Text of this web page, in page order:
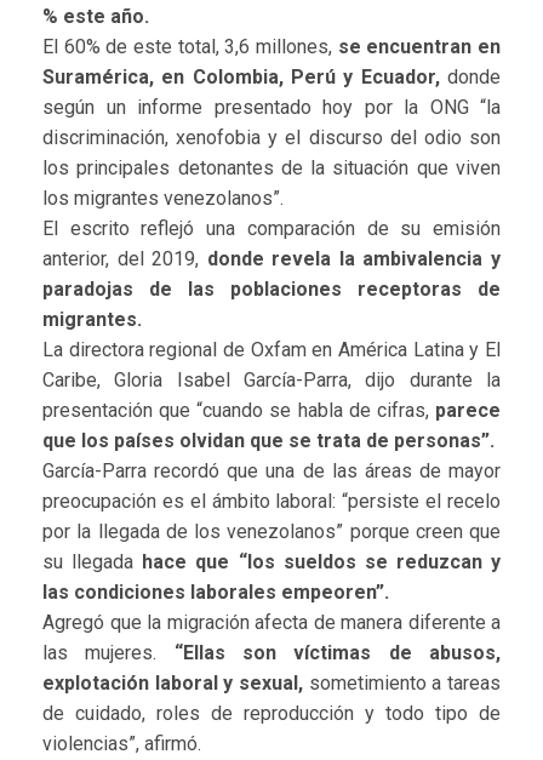
% este año.
El 60% de este total, 3,6 millones, se encuentran en
Suramérica, en Colombia, Perú y Ecuador,donde
según un informe presentado hoy por la ONG “la
discriminación, xenofobia y el discurso del odio son
los principales detonantes de la situación que viven
los migrantes venezolanos”.
El escrito reflejó una comparación de su emisión
anterior, del 2019, donde revela la ambivalencia y
paradojas de las poblaciones receptoras de
migrantes.
La directora regional de Oxfam en América Latina y El
Caribe, Gloria Isabel García-Parra, dijo durante la
presentación que “cuando se habla de cifras, parece
que los países olvidan que se trata de personas”.
García-Parra recordó que una de las áreas de mayor
preocupación es el ámbito laboral: “persiste el recelo
por la llegada de los venezolanos” porque creen que
su llegada hace que “los sueldos se reduzcan y
las condiciones laborales empeoren”.
Agregó que la migración afecta de manera diferente a
las mujeres. “Ellas son víctimas de abusos,
explotación laboral y sexual, sometimiento a tareas
de cuidado, roles de reproducción y todo tipo de
violencias”, afirmó.